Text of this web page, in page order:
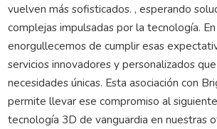
vuelven más sofisticados. , esperando
complejas impulsadas por la tecnología.
enorgullecemos de cumplir esas
servicios innovadores y personalizados
necesidades únicas. Esta asociación con
permite llevar ese compromiso al
tecnología 3D de vanguardia en nuestras